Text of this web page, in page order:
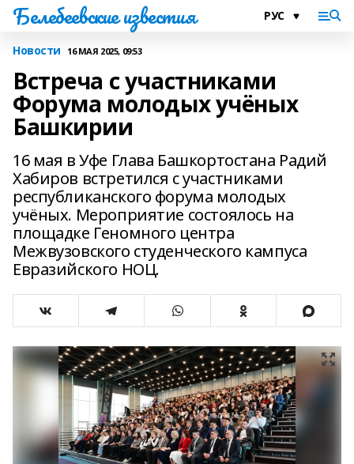
Белебеевские известия
Новости 16 МАЯ 2025, 09:53
Встреча с участниками
Форума молодых учёных
Башкирии
16 мая в Уфе Глава Башкортостана Радий
Хабиров встретился с участниками
республиканского форума молодых
учёных. Мероприятие состоялось на
площадке Геномного центра
Межвузовского студенческого кампуса
Евразийского НОЦ.